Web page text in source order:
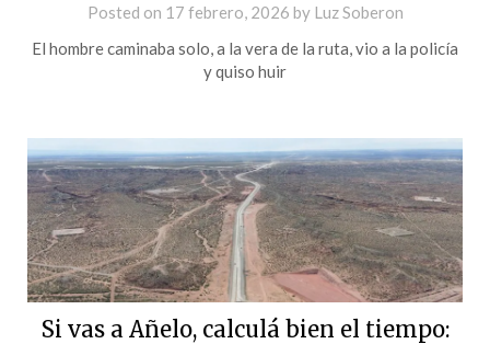
Posted on 17 febrero, 2026 by Luz Soberon
El hombre caminaba solo, a la vera de la ruta, vio a la policía
y quiso huir
Si vas a Añelo, calculá bien el tiempo: